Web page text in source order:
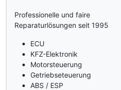
Professionelle und faire
Reparaturlösungen seit 1995
ECU
KFZ-Elektronik
Motorsteuerung
Getriebseteuerung
ABS / ESP